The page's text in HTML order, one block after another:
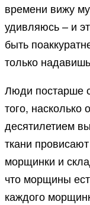
времени вижу
удивляюсь – и
быть
только
Люди постарше
того,
десятилетием
ткани
морщинки и
что морщины
каждого